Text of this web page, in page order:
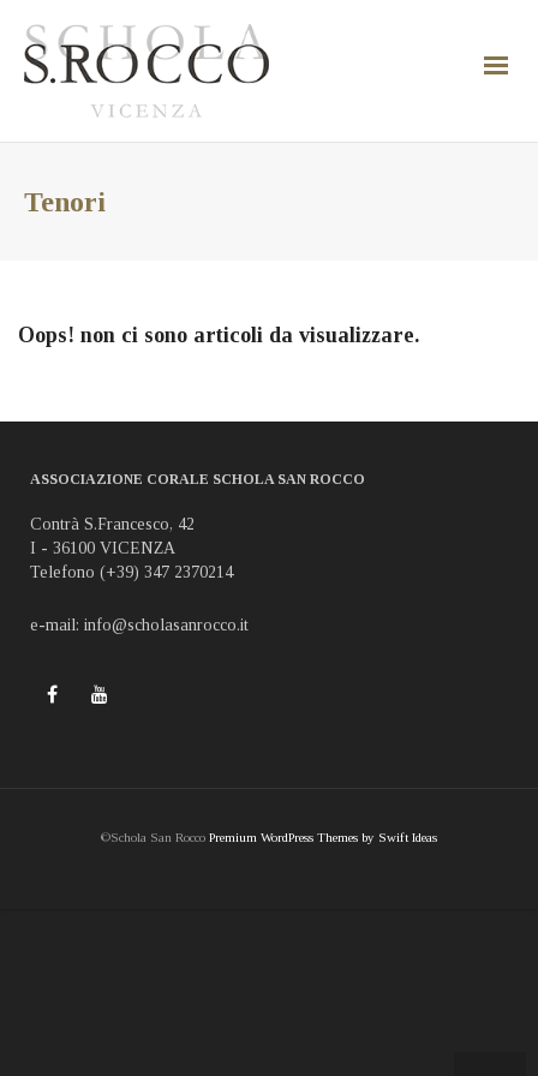
Tenori
Oops! non ci sono articoli da visualizzare.
ASSOCIAZIONE CORALE SCHOLA SAN ROCCO
Contrà S.Francesco, 42
I - 36100 VICENZA
Telefono (+39) 347 2370214
e-mail: info@scholasanrocco.it
©Schola San Rocco Premium WordPress Themes by Swift Ideas